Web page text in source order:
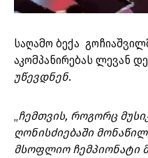
საღამო ბექა
აკომპანირებას ლევან
უწევდნენ.
„ჩემთვის, როგორც
ღონისძიებაში
მსოფლიო ჩემპიონატი